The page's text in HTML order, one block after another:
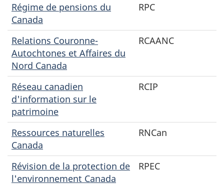
Régime de pensions du
Canada
RPC
Relations Couronne-
Autochtones et Affaires du
Nord Canada
RCAANC
Réseau canadien
d'information sur le
patrimoine
RCIP
Ressources naturelles
Canada
RNCan
Révision de la protection de
l'environnement Canada
RPEC